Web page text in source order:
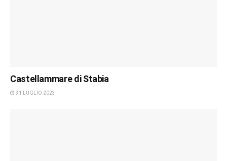
Castellammare di Stabia
31 LUGLIO 2023